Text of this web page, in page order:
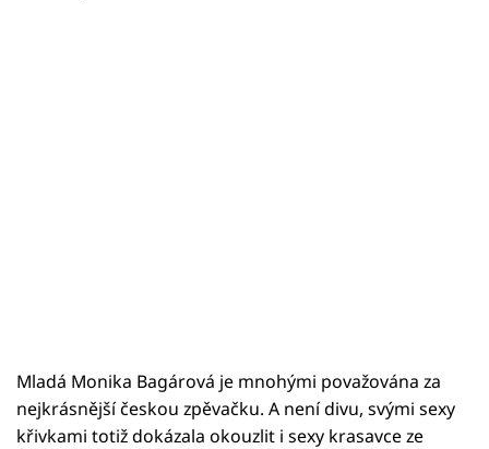
Mladá Monika Bagárová je mnohými považována za
nejkrásnější českou zpěvačku. A není divu, svými sexy
křivkami totiž dokázala okouzlit i sexy krasavce ze